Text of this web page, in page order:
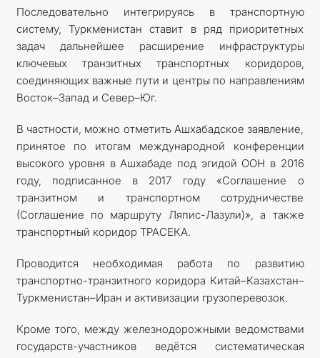
Последовательно интегрируясь в транспортную
систему, Туркменистан ставит в ряд приоритетных
задач дальнейшее расширение инфраструктуры
ключевых транзитных транспортных коридоров,
соединяющих важные пути и центры по направлениям
Восток–Запад и Север–Юг.
В частности, можно отметить Ашхабадское заявление,
принятое по итогам международной конференции
высокого уровня в Ашхабаде под эгидой ООН в 2016
году, подписанное в 2017 году «Соглашение о
транзитном и транспортном сотрудничестве
(Соглашение по маршруту Ляпис-Лазули)», а также
транспортный коридор ТРАСЕКА.
Проводится необходимая работа по развитию
транспортно-транзитного коридора Китай–Казахстан–
Туркменистан–Иран и активизации грузоперевозок.
Кроме того, между железнодорожными ведомствами
государств-участников ведётся систематическая